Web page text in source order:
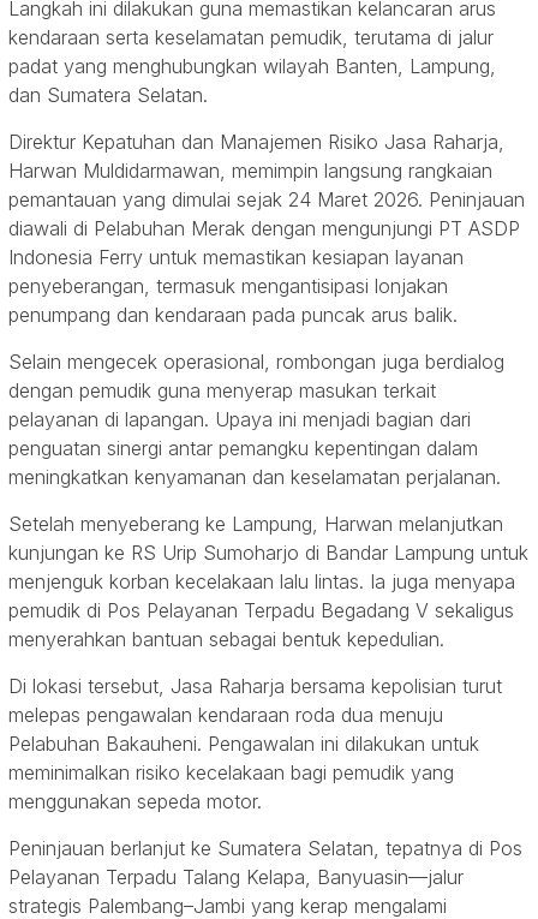
Langkah ini dilakukan guna memastikan kelancaran arus
kendaraan serta keselamatan pemudik, terutama di jalur
padat yang menghubungkan wilayah Banten, Lampung,
dan Sumatera Selatan.
Direktur Kepatuhan dan Manajemen Risiko Jasa Raharja,
Harwan Muldidarmawan, memimpin langsung rangkaian
pemantauan yang dimulai sejak 24 Maret 2026. Peninjauan
diawali di Pelabuhan Merak dengan mengunjungi PT ASDP
Indonesia Ferry untuk memastikan kesiapan layanan
penyeberangan, termasuk mengantisipasi lonjakan
penumpang dan kendaraan pada puncak arus balik.
Selain mengecek operasional, rombongan juga berdialog
dengan pemudik guna menyerap masukan terkait
pelayanan di lapangan. Upaya ini menjadi bagian dari
penguatan sinergi antar pemangku kepentingan dalam
meningkatkan kenyamanan dan keselamatan perjalanan.
Setelah menyeberang ke Lampung, Harwan melanjutkan
kunjungan ke RS Urip Sumoharjo di Bandar Lampung untuk
menjenguk korban kecelakaan lalu lintas. Ia juga menyapa
pemudik di Pos Pelayanan Terpadu Begadang V sekaligus
menyerahkan bantuan sebagai bentuk kepedulian.
Di lokasi tersebut, Jasa Raharja bersama kepolisian turut
melepas pengawalan kendaraan roda dua menuju
Pelabuhan Bakauheni. Pengawalan ini dilakukan untuk
meminimalkan risiko kecelakaan bagi pemudik yang
menggunakan sepeda motor.
Peninjauan berlanjut ke Sumatera Selatan, tepatnya di Pos
Pelayanan Terpadu Talang Kelapa, Banyuasin—jalur
strategis Palembang–Jambi yang kerap mengalami